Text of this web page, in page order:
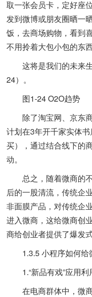
取一张会员卡，定好座
发到微博或朋友圈晒一
饭，去商场购物，看到
不用拎着大包小包的
这将是我们的未来生
24）。
图1-24 O2O趋势
除了淘宝网、京东商
计划在3年开千家实体
买），通过结合线下的
动。
总之，随着微商的不
后的一股清流，传统企
非面膜产品，对传统企
进入微商，这给微商创
商给创业者提供了爆发
1.3.5 小程序如何给
1.“新品有戏”应用利
在电商群体中，微商